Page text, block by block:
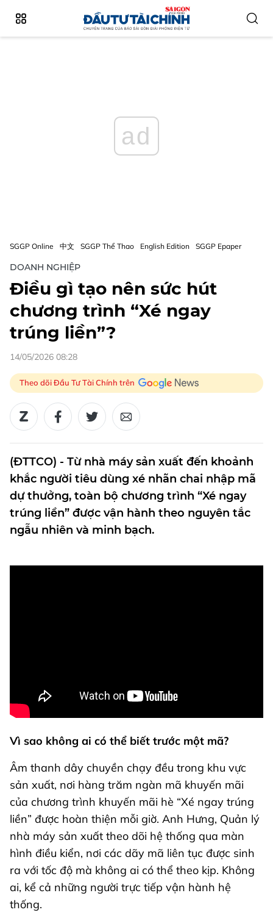
ad
SGGP Online 中文 SGGP Thể Thao English Edition SGGP Epaper
DOANH NGHIỆP
Điều gì tạo nên sức hút
chương trình “Xé ngay
trúng liền”?
14/05/2026 08:28
Theo dõi Đầu Tư Tài Chính trên
(ĐTTCO) - Từ nhà máy sản xuất đến khoảnh
khắc người tiêu dùng xé nhãn chai nhập mã
dự thưởng, toàn bộ chương trình “Xé ngay
trúng liền” được vận hành theo nguyên tắc
ngẫu nhiên và minh bạch.
Vì sao không ai có thể biết trước một mã?
Âm thanh dây chuyền chạy đều trong khu vực
sản xuất, nơi hàng trăm ngàn mã khuyến mãi
của chương trình khuyến mãi hè “Xé ngay trúng
liền” được hoàn thiện mỗi giờ. Anh Hưng, Quản lý
nhà máy sản xuất theo dõi hệ thống qua màn
hình điều kiển, nơi các dãy mã liên tục được sinh
ra với tốc độ mà không ai có thể theo kịp. Không
ai, kể cả những người trực tiếp vận hành hệ
thống.